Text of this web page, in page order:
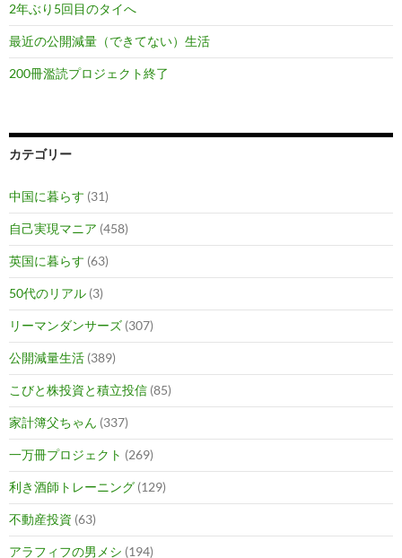
2年ぶり5回目のタイへ
最近の公開減量（できてない）生活
200冊濫読プロジェクト終了
カテゴリー
中国に暮らす (31)
自己実現マニア (458)
英国に暮らす (63)
50代のリアル (3)
リーマンダンサーズ (307)
公開減量生活 (389)
こびと株投資と積立投信 (85)
家計簿父ちゃん (337)
一万冊プロジェクト (269)
利き酒師トレーニング (129)
不動産投資 (63)
アラフィフの男メシ (194)